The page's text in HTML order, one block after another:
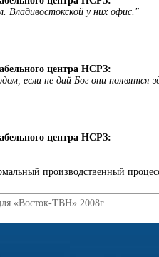
Владивостокской у них офис."
центра НСРЗ:
если не дай Бог они появятся
центра НСРЗ:
производственный процесс,
«Восток-ТВН» 2008г.